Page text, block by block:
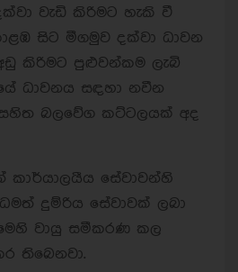
වැඩි කිරිමට හැකි වී
සිට මීගමුව දක්වා ධාවන
කිරිමට පුළුවන්කම ලැබි
ධාවනය සඳහා නවීන
බලවේග කට්ටලයක් අද
කාර්යාලයීය සේවාවන්හි
දුම්රිය සේවාවක් ලබා
වායු සමීකරණ කල
තිබෙනවා.